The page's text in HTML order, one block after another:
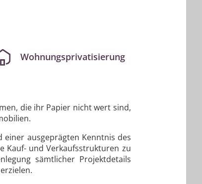
Wohnungsprivatisierung
die ihr Papier nicht wert sind,
einer ausgeprägten Kenntnis des
Kauf- und Verkaufsstrukturen zu
sämtlicher Projektdetails